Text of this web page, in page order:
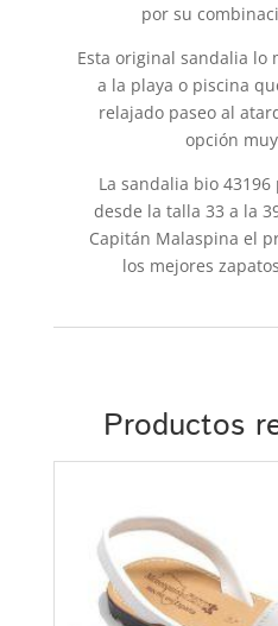
por su
Esta original sandalia lo
a la playa o piscina
relajado paseo al
opción
La sandalia bio
desde la talla 33 a la
Capitán Malaspina el
los mejores
Productos